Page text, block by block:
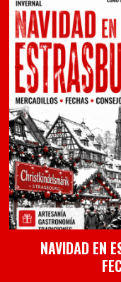
NAVIDAD EN